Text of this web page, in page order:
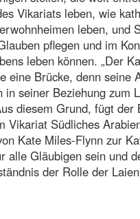
Vikariats leben, wie
leben, und
pflegen und im
leben können. „Der
eine Brücke, denn seine
in seiner Beziehung zum
diesem Grund, fügt der
Vikariat Südliches
Kate Miles-Flynn zur
alle Gläubigen sein und
der Rolle der